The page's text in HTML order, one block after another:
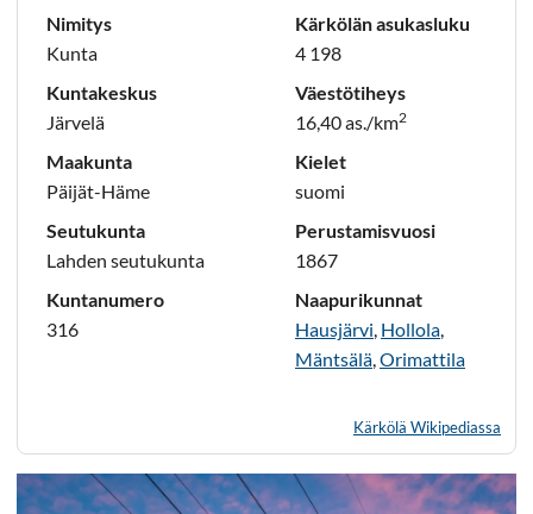
Nimitys
Kunta
Kuntakeskus
Järvelä
Maakunta
Päijät-Häme
Seutukunta
Lahden seutukunta
Kuntanumero
316
Kärkölän asukasluku
4 198
Väestötiheys
16,40 as./km2
Kielet
suomi
Perustamisvuosi
1867
Naapurikunnat
Hausjärvi Hollola
Mäntsälä Orimattila
Kärkölä Wikipediassa